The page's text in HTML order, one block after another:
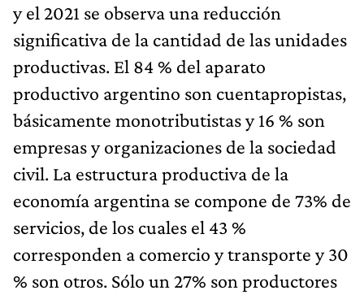
y el 2021 se observa una reducción
significativa de la cantidad de las unidades
productivas. El 84 % del aparato
productivo argentino son cuentapropistas,
básicamente monotributistas y 16 % son
empresas y organizaciones de la sociedad
civil. La estructura productiva de la
economía argentina se compone de 73% de
servicios, de los cuales el 43 %
corresponden a comercio y transporte y 30
% son otros. Sólo un 27% son productores